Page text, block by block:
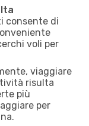
consente di
voli per
viaggiare
risulta
più
per